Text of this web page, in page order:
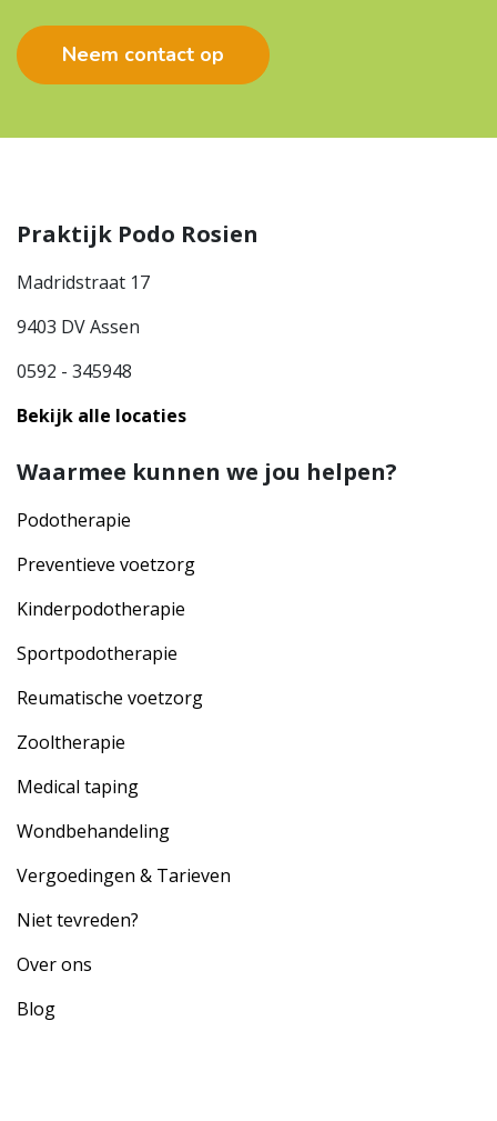
Neem contact op
Praktijk Podo Rosien
Madridstraat 17
9403 DV Assen
0592 - 345948
Bekijk alle locaties
Waarmee kunnen we jou helpen?
Podotherapie
Preventieve voetzorg
Kinderpodotherapie
Sportpodotherapie
Reumatische voetzorg
Zooltherapie
Medical taping
Wondbehandeling
Vergoedingen & Tarieven
Niet tevreden?
Over ons
Blog